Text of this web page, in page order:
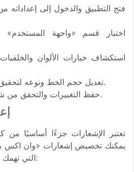
فتح التطبيق والدخول إلى
اختيار قسم «واجهة المستخدم»
استكشاف خيارات الألوان والخلفيات
تعديل حجم الخط ونوعه لتحقيق أفضل تجربة قراءة.
حفظ التغييرات والتحقق من شكل الواجهة الجديدة.
تعتبر الإشعارات جزءًا أساسيًا من
يمكنك تخصيص إشعارات «وان اكس
التي تهمك فقط. اتبع الخطوات التالية: